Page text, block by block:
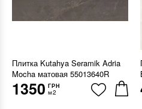
Плитка Kutahya Seramik Adria
Mocha матовая 55013640R
1350 ГРН
м2